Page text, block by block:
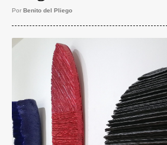
Por Benito del Pliego